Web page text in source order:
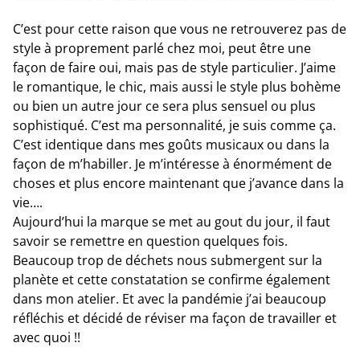
C’est pour cette raison que vous ne retrouverez pas de
style à proprement parlé chez moi, peut être une
façon de faire oui, mais pas de style particulier. J’aime
le romantique, le chic, mais aussi le style plus bohème
ou bien un autre jour ce sera plus sensuel ou plus
sophistiqué. C’est ma personnalité, je suis comme ça.
C’est identique dans mes goûts musicaux ou dans la
façon de m’habiller. Je m’intéresse à énormément de
choses et plus encore maintenant que j’avance dans la
vie….
Aujourd’hui la marque se met au gout du jour, il faut
savoir se remettre en question quelques fois.
Beaucoup trop de déchets nous submergent sur la
planète et cette constatation se confirme également
dans mon atelier. Et avec la pandémie j’ai beaucoup
réfléchis et décidé de réviser ma façon de travailler et
avec quoi !!